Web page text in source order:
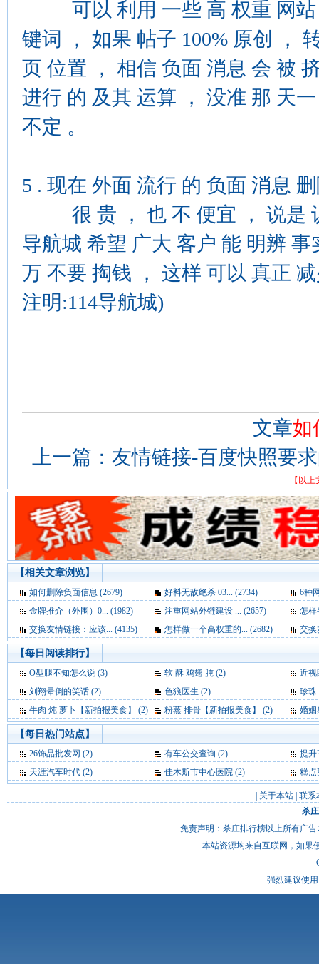
可以 利用 一些 高 权重 网站
键词 ， 如果 帖子 100% 原创 ，
页 位置 ， 相信 负面 消息 会 被
进行 的 及其 运算 ， 没准 那 天
不定 。
5 . 现在 外面 流行 的 负面 消息
很 贵 ， 也 不 便宜 ， 说是 认
导航城 希望 广大 客户 能 明辨
万 不要 掏钱 ， 这样 可以 真正
注明:114导航城)
文章如
上一篇： 友情链接-百度快照要
【以
【相关文章浏览】
如何删除负面信息 (2679) 好料无敌绝杀 03... (2734)
6种
金牌推介（外围）0... (1982)
注重网站外链建设 ... (2657)
怎样
交换友情链接：应该... (4135)
怎样做一个高权重的... (2682) 交换
【每日阅读排行】
O型腿不知怎么说 (3) 软 酥 鸡翅 肫 (2)
近视
刘翔晕倒的笑话 (2)
色狼医生 (2)
珍珠
牛肉 炖 萝卜【新拍报美食】 (2)
粉蒸 排骨【新拍报美食】 (2) 婚姻
【每日热门站点】
26饰品批发网 (2) 有车公交查询 (2)
提升
天涯汽车时代 (2) 佳木斯市中心医院 (2) 糕点
关于本站 联系
杀
免责声明：杀庄排行榜以上所有广
本站资源均来自互联网，如果
强烈建议使